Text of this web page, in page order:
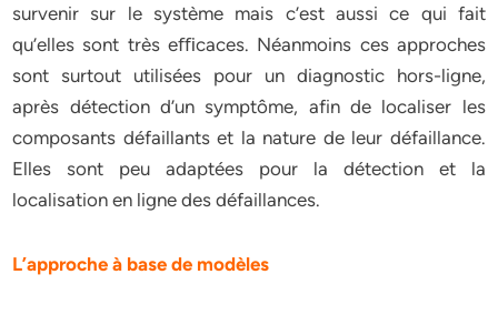
survenir sur le système mais c’est aussi ce qui fait
qu’elles sont très eﬃcaces. Néanmoins ces approches
sont surtout utilisées pour un diagnostic hors-ligne,
après détection d’un symptôme, afin de localiser les
composants défaillants et la nature de leur défaillance.
Elles sont peu adaptées pour la détection et la
localisation en ligne des défaillances.
L’approche à base de modèles